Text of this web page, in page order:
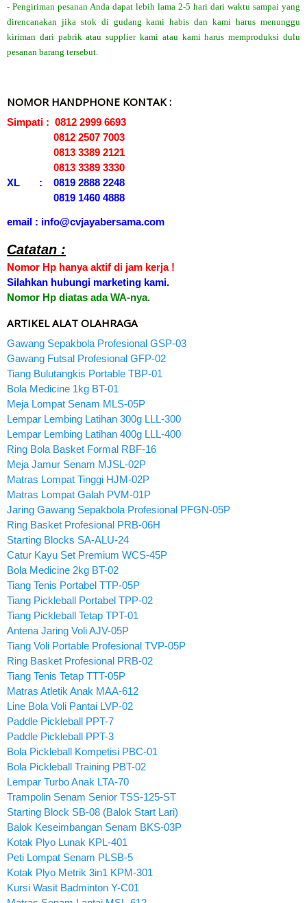
- Pengiriman pesanan Anda dapat lebih lama 2-5 hari dari waktu sampai yang
direncanakan jika stok di gudang kami habis dan kami harus menunggu
kiriman dari pabrik atau supplier kami atau kami harus memproduksi dulu
pesanan barang tersebut.
NOMOR HANDPHONE KONTAK :
Simpati : 0812 2999 6693
0812 2507 7003
0813 3389 2121
0813 3389 3330
XL : 0819 2888 2248
0819 1460 4888
email : info@cvjayabersama.com
Catatan :
Nomor Hp hanya aktif di jam kerja !
Silahkan hubungi marketing kami.
Nomor Hp diatas ada WA-nya.
ARTIKEL ALAT OLAHRAGA
Gawang Sepakbola Profesional GSP-03
Gawang Futsal Profesional GFP-02
Tiang Bulutangkis Portable TBP-01
Bola Medicine 1kg BT-01
Meja Lompat Senam MLS-05P
Lempar Lembing Latihan 300g LLL-300
Lempar Lembing Latihan 400g LLL-400
Ring Bola Basket Formal RBF-16
Meja Jamur Senam MJSL-02P
Matras Lompat Tinggi HJM-02P
Matras Lompat Galah PVM-01P
Jaring Gawang Sepakbola Profesional PFGN-05P
Ring Basket Profesional PRB-06H
Starting Blocks SA-ALU-24
Catur Kayu Set Premium WCS-45P
Bola Medicine 2kg BT-02
Tiang Tenis Portabel TTP-05P
Tiang Pickleball Portabel TPP-02
Tiang Pickleball Tetap TPT-01
Antena Jaring Voli AJV-05P
Tiang Voli Portable Profesional TVP-05P
Ring Basket Profesional PRB-02
Tiang Tenis Tetap TTT-05P
Matras Atletik Anak MAA-612
Line Bola Voli Pantai LVP-02
Paddle Pickleball PPT-7
Paddle Pickleball PPT-3
Bola Pickleball Kompetisi PBC-01
Bola Pickleball Training PBT-02
Lempar Turbo Anak LTA-70
Trampolin Senam Senior TSS-125-ST
Starting Block SB-08 (Balok Start Lari)
Balok Keseimbangan Senam BKS-03P
Kotak Plyo Lunak KPL-401
Peti Lompat Senam PLSB-5
Kotak Plyo Metrik 3in1 KPM-301
Kursi Wasit Badminton Y-C01